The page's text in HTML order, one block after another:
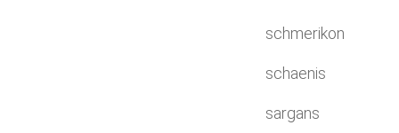
schmerikon
schaenis
sargans